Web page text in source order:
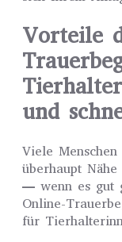
Vorteile
und
Viele
überhaupt
— wenn es gut
Online-
für